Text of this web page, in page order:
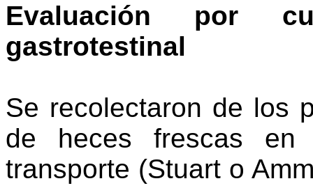
Evaluación por
gastrotestinal
Se recolectaron de los
de heces frescas en
transporte (Stuart o